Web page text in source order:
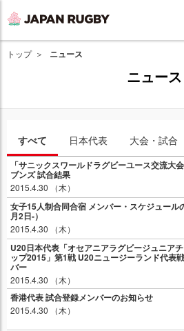
トップ ニュース
ニュース
すべて 日本代表 大会・試合
「サニックスワールドラグビーユース交流大
ブンズ 試合結果
2015.4.30 （木）
女子15人制合同合宿 メンバー・スケジュール
月2日-）
2015.4.30 （木）
U20日本代表「オセアニアラグビージュニア
ップ2015」第1戦 U20ニュージーランド代表
バー
2015.4.30 （木）
香港代表 試合登録メンバーのお知らせ
2015.4.30 （木）